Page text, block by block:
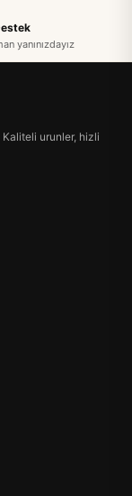
yanınızdayız
urunler, hizli